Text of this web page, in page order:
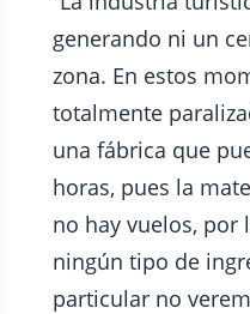
generando ni un
zona. En estos
totalmente
una fábrica que
horas, pues la
no hay vuelos, por
ningún tipo de
particular no